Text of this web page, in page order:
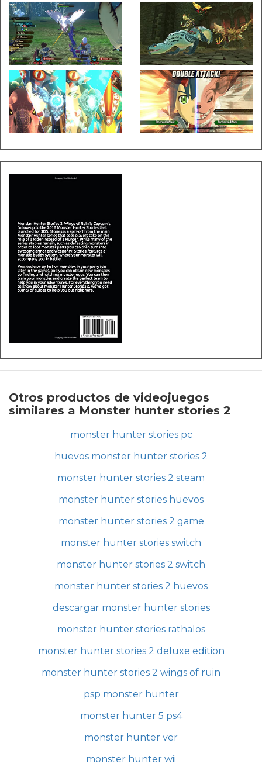
Otros productos de videojuegos
similares a Monster hunter stories 2
monster hunter stories pc
huevos monster hunter stories 2
monster hunter stories 2 steam
monster hunter stories huevos
monster hunter stories 2 game
monster hunter stories switch
monster hunter stories 2 switch
monster hunter stories 2 huevos
descargar monster hunter stories
monster hunter stories rathalos
monster hunter stories 2 deluxe edition
monster hunter stories 2 wings of ruin
psp monster hunter
monster hunter 5 ps4
monster hunter ver
monster hunter wii